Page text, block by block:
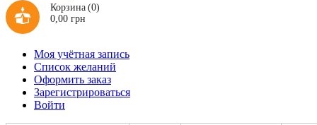
Корзина (0)
0,00 грн
Моя учётная запись
Список желаний
Оформить заказ
Зарегистрироваться
Войти